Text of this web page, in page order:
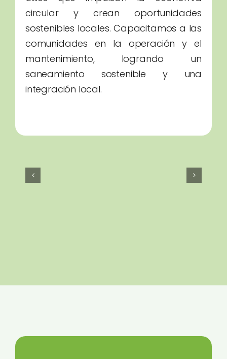
circular y crean oportunidades
sostenibles locales. Capacitamos a las
comunidades en la operación y el
mantenimiento, logrando un
saneamiento sostenible y una
integración local.